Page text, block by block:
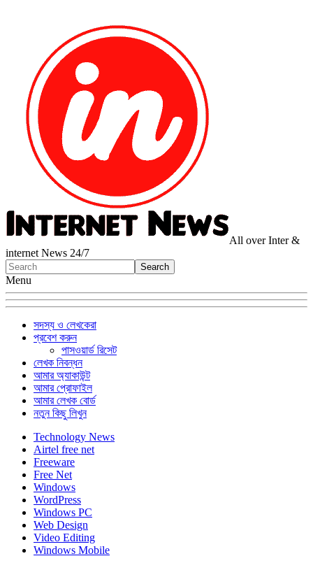
All over Inter &
internet News 24/7
Menu
সদস্য ও লেখকেরা
প্রবেশ করুন
পাসওয়ার্ড রিসেট
লেখক নিবন্ধন
আমার অ্যাকাউন্ট
আমার প্রোফাইল
আমার লেখক বোর্ড
নতুন কিছু লিখুন
Technology News
Airtel free net
Freeware
Free Net
Windows
WordPress
Windows PC
Web Design
Video Editing
Windows Mobile